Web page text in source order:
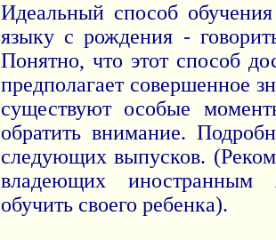
Идеальный способ
языку с рождения -
Понятно, что этот способ
предполагает совершенное
существуют особые
обратить внимание.
следующих выпусков.
владеющих
обучить своего ребенка).